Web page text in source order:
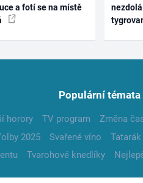
a fotí se na místě
Populární témata
horory TV program Změna
2025 Svařené víno
Tvarohové knedlíky